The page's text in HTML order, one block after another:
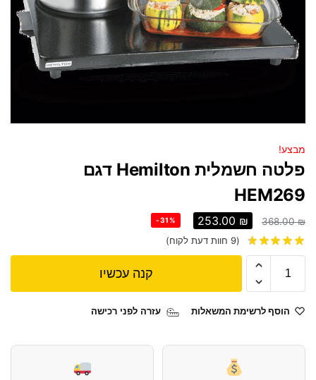
מבצע!
פלטה חשמלית Hemilton דגם
HEM269
368.00₪
253.00 ₪
-31%
(
9 חוות דעת לקוח)
קנה עכשיו
הוסף לרשימת המשאלות עזרה לפני רכישה